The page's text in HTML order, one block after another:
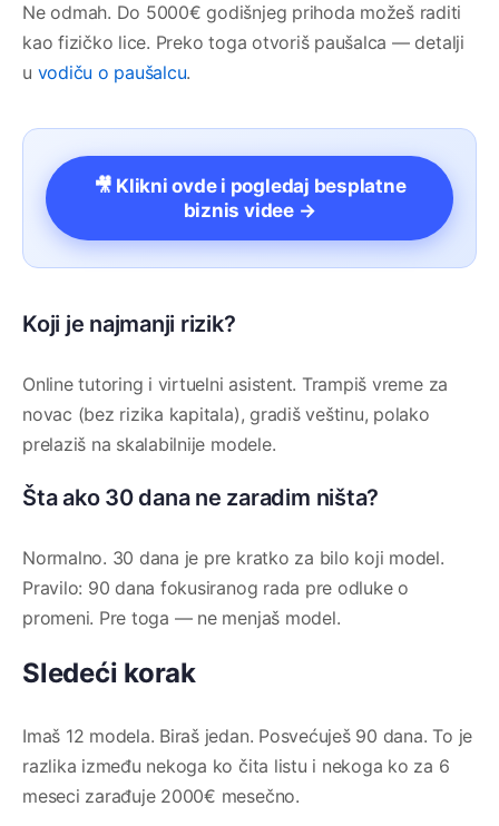
Ne odmah. Do 5000€ godišnjeg prihoda možeš raditi
kao fizičko lice. Preko toga otvoriš paušalca — detalji
u vodiču o paušalcu.
🎥 Klikni ovde i pogledaj besplatne
biznis videe →
Koji je najmanji rizik?
Online tutoring i virtuelni asistent. Trampiš vreme za
novac (bez rizika kapitala), gradiš veštinu, polako
prelaziš na skalabilnije modele.
Šta ako 30 dana ne zaradim ništa?
Normalno. 30 dana je pre kratko za bilo koji model.
Pravilo: 90 dana fokusiranog rada pre odluke o
promeni. Pre toga — ne menjaš model.
Sledeći korak
Imaš 12 modela. Biraš jedan. Posvećuješ 90 dana. To je
razlika između nekoga ko čita listu i nekoga ko za 6
meseci zarađuje 2000€ mesečno.